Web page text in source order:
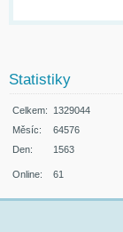
Statistiky
Online: 61
Celkem:
1329044
Měsíc:
64576
Den:
1563